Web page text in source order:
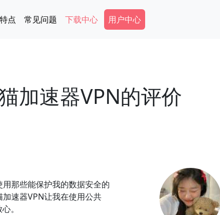
点 常见问题 下载中心 Secondary Menu
用户中心
加速器VPN的评价
用那些能保护我的数据安全的
加速器VPN让我在使用公共
。